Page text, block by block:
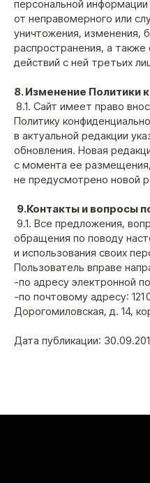
персональной
от неправомерного или
уничтожения, изменения,
распространения, а
действий с ней третьих
8. Изменение Политики
8.1. Сайт имеет право
Политику
в актуальной редакции
обновления. Новая
с момента ее
не предусмотрено новой
9.Контакты и вопросы
9.1. Все предложения,
обращения по поводу
и использования своих
Пользователь вправе
-по адресу электронной
-по почтовому адресу:
Дорогомиловская, д. 14,
Дата публикации: